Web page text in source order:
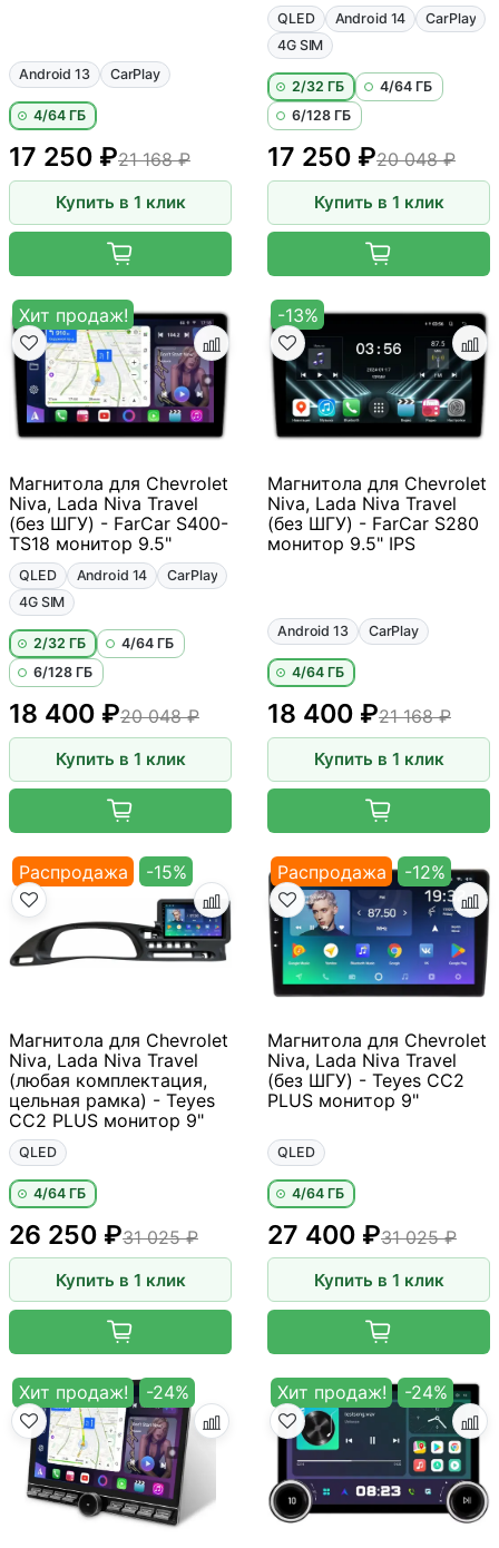
Android 13 CarPlay
4/64 ГБ
21 168 ₽
17 250 ₽
Купить в 1 клик
QLED Android 14
CarPlay
4G SIM
2/32 ГБ
4/64 ГБ
6/128 ГБ
17 250 ₽20 048 ₽
Купить в 1 клик
Хит продаж!
Магнитола для Chevrolet
Niva, Lada Niva Travel
(без ШГУ) - FarCar S400-
TS18 монитор 9.5"
QLED Android 14
CarPlay
4G SIM
2/32 ГБ
4/64 ГБ
6/128 ГБ
18 400 ₽20 048 ₽
Купить в 1 клик
-13%
Магнитола для Chevrolet
Niva, Lada Niva Travel
(без ШГУ) - FarCar S280
монитор 9.5" IPS
Android 13 CarPlay
4/64 ГБ
21 168 ₽
18 400 ₽
Купить в 1 клик
Распродажа -15%
Магнитола для Chevrolet
Niva, Lada Niva Travel
(любая комплектация,
цельная рамка) - Teyes
CC2 PLUS монитор 9"
QLED
4/64 ГБ
31 025 ₽
26 250 ₽
Купить в 1 клик
Распродажа -12%
Магнитола для Chevrolet
Niva, Lada Niva Travel
(без ШГУ) - Teyes CC2
PLUS монитор 9"
QLED
4/64 ГБ
31 025 ₽
27 400 ₽
Купить в 1 клик
Хит продаж! -24% Хит продаж! -24%